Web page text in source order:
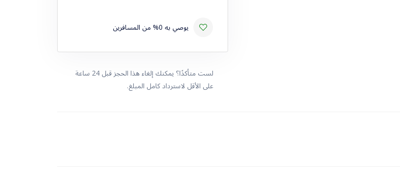
يوصي به 0% من المسافرين
لست متأكدًا؟ يمكنك إلغاء هذا الحجز قبل 24 ساعة
على الأقل لاسترداد كامل المبلغ.